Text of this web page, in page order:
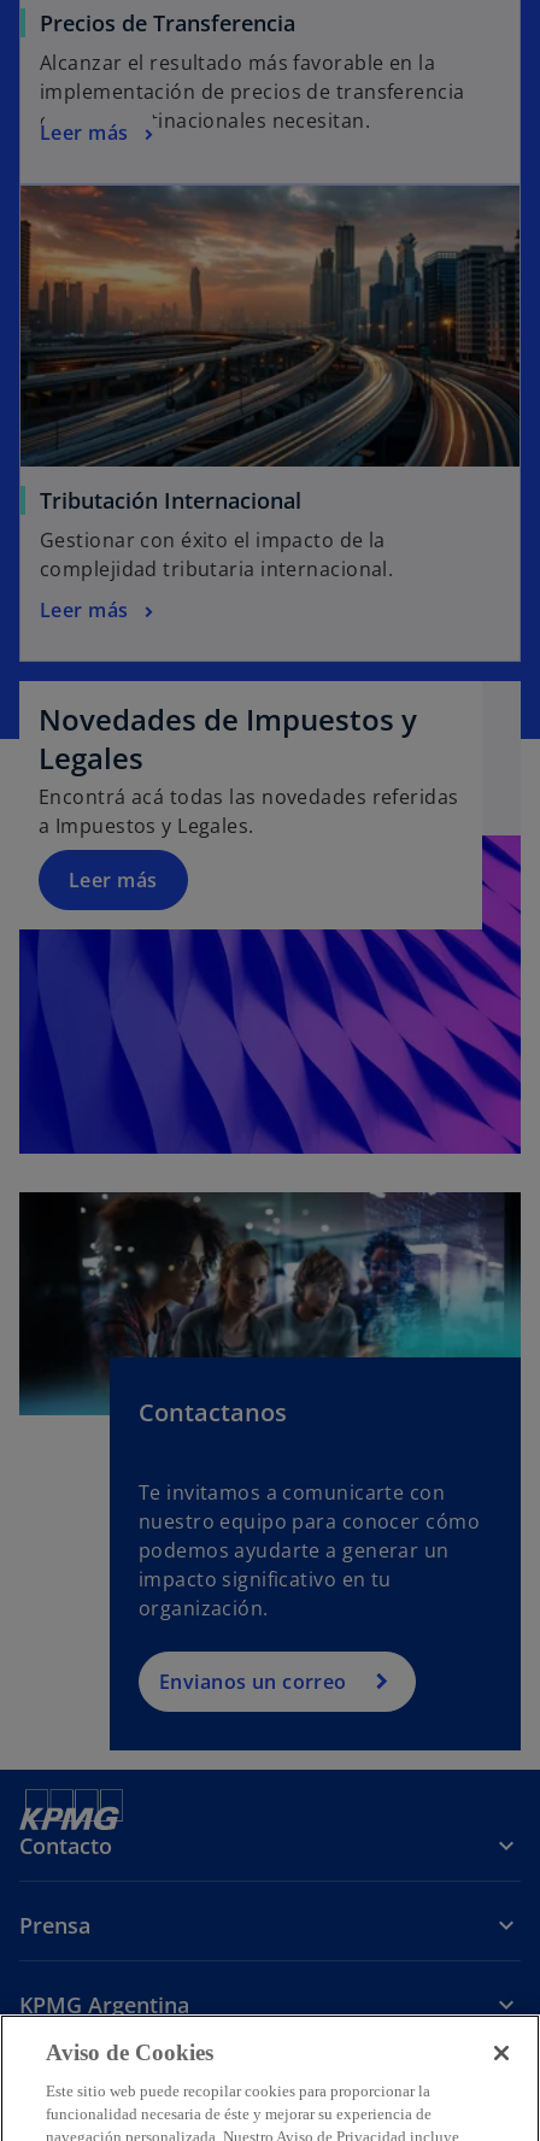
Precios de Transferencia
Alcanzar el resultado más favorable en la
implementación de precios de transferencia
que las multinacionales necesitan.
Leer más
Tributación Internacional
Gestionar con éxito el impacto de la
complejidad tributaria internacional.
Leer más
Novedades de Impuestos y
Legales
Encontrá acá todas las novedades referidas
a Impuestos y Legales.
Leer más
Contactanos
Te invitamos a comunicarte con
nuestro equipo para conocer cómo
podemos ayudarte a generar un
impacto significativo en tu
organización.
Envianos un correo
Contacto
Prensa
KPMG Argentina
e
a
e
a
e
a
LegalPolítica de PrivacidadAccesibilidadAyudaGlosario
Aviso de Cookies
Este sitio web puede recopilar cookies para proporcionar la
funcionalidad necesaria de éste y mejorar su experiencia de
navegación personalizada. Nuestro Aviso de Privacidad incluye